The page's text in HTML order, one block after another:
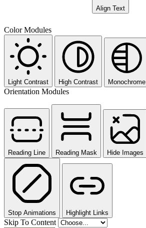
Align Text
Color Modules
Light Contrast High Contrast Monochrome
Orientation Modules
Reading Line Reading Mask Hide Images
Stop Animations Highlight Links
Skip To Content